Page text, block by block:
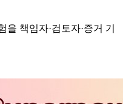
책임자·검토자·증거 기